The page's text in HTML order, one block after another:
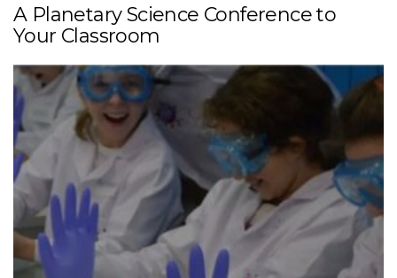
A Planetary Science Conference to
Your Classroom